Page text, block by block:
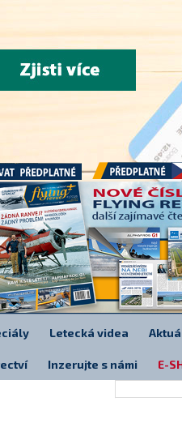
předplatné Předplatné
Letecká videa
Inzerujte s námi E-